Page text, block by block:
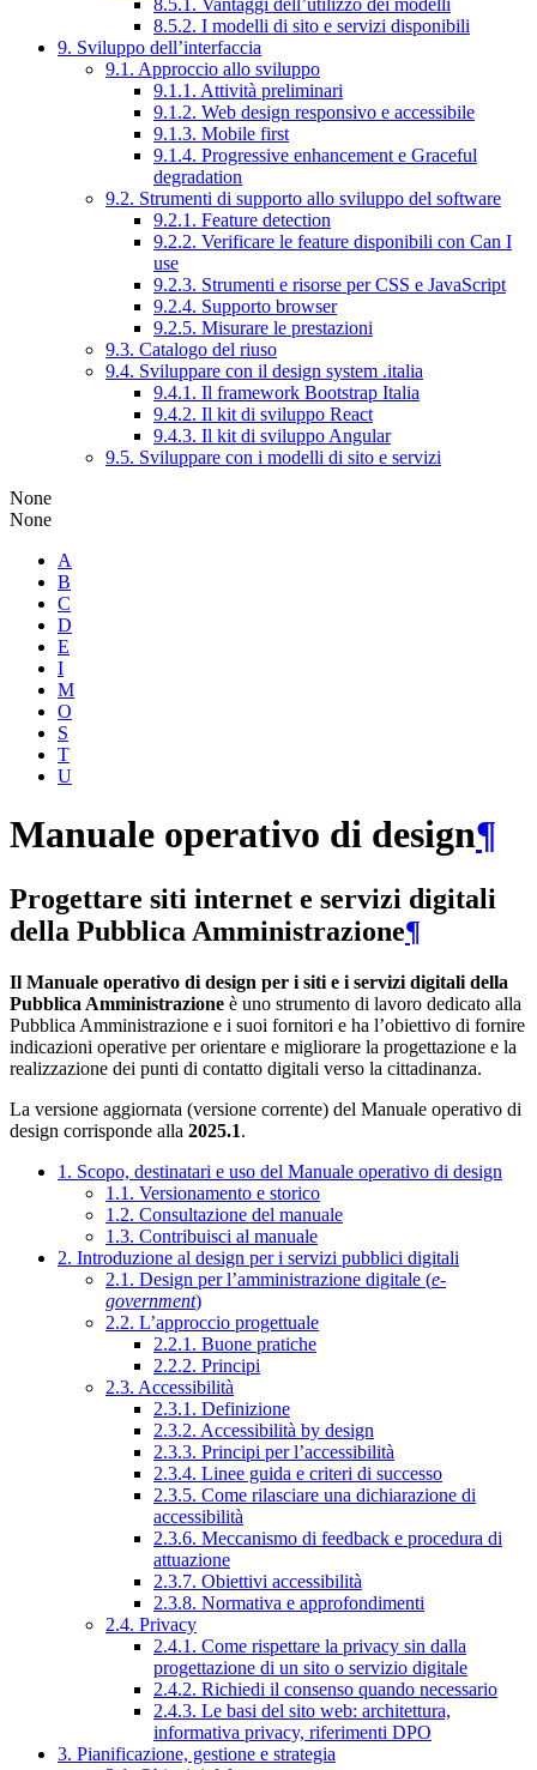
8.5.1. Vantaggi dell’utilizzo dei modelli
8.5.2. I modelli di sito e servizi disponibili
9. Sviluppo dell’interfaccia
9.1. Approccio allo sviluppo
9.1.1. Attività preliminari
9.1.2. Web design responsivo e accessibile
9.1.3. Mobile first
9.1.4. Progressive enhancement e Graceful
degradation
9.2. Strumenti di supporto allo sviluppo del software
9.2.1. Feature detection
9.2.2. Verificare le feature disponibili con Can I
use
9.2.3. Strumenti e risorse per CSS e JavaScript
9.2.4. Supporto browser
9.2.5. Misurare le prestazioni
9.3. Catalogo del riuso
9.4. Sviluppare con il design system .italia
9.4.1. Il framework Bootstrap Italia
9.4.2. Il kit di sviluppo React
9.4.3. Il kit di sviluppo Angular
9.5. Sviluppare con i modelli di sito e servizi
None
None
A
B
C
D
E
I
M
O
S
T
U
Manuale operativo di design¶
Progettare siti internet e servizi digitali
della Pubblica Amministrazione¶
Il Manuale operativo di design per i siti e i servizi digitali della
Pubblica Amministrazione è uno strumento di lavoro dedicato alla
Pubblica Amministrazione e i suoi fornitori e ha l’obiettivo di fornire
indicazioni operative per orientare e migliorare la progettazione e la
realizzazione dei punti di contatto digitali verso la cittadinanza.
La versione aggiornata (versione corrente) del Manuale operativo di
design corrisponde alla 2025.1.
1. Scopo, destinatari e uso del Manuale operativo di design
1.1. Versionamento e storico
1.2. Consultazione del manuale
1.3. Contribuisci al manuale
2. Introduzione al design per i servizi pubblici digitali
2.1. Design per l’amministrazione digitale (e-
government)
2.2. L’approccio progettuale
2.2.1. Buone pratiche
2.2.2. Principi
2.3. Accessibilità
2.3.1. Definizione
2.3.2. Accessibilità by design
2.3.3. Principi per l’accessibilità
2.3.4. Linee guida e criteri di successo
2.3.5. Come rilasciare una dichiarazione di
accessibilità
2.3.6. Meccanismo di feedback e procedura di
attuazione
2.3.7. Obiettivi accessibilità
2.3.8. Normativa e approfondimenti
2.4. Privacy
2.4.1. Come rispettare la privacy sin dalla
progettazione di un sito o servizio digitale
2.4.2. Richiedi il consenso quando necessario
2.4.3. Le basi del sito web: architettura,
informativa privacy, riferimenti DPO
3. Pianificazione, gestione e strategia